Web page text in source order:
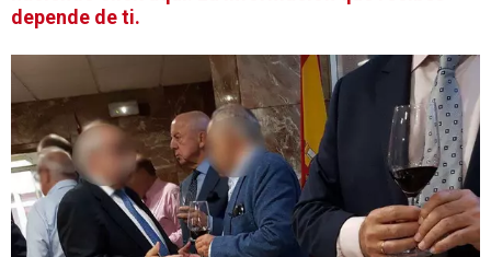
depende de ti.